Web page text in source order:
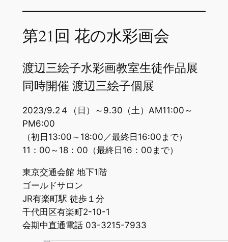
第21回 花の水彩画会
渡辺三絵子水彩画教室生徒作品展
同時開催 渡辺三絵子個展
2023/9.2４（日）～9.30（土）AM11:00～
PM6:00
（初日13:00～18:00／最終日16:00まで）
11：00～18：00（最終日16：00まで）
東京交通会館 地下1階
ゴールドサロン
JR有楽町駅 徒歩１分
千代田区有楽町2-10-1
会期中直通電話 03-3215-7933